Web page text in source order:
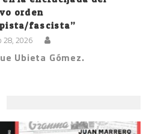
orden
fascista”
28, 2026
Ubieta Gómez.